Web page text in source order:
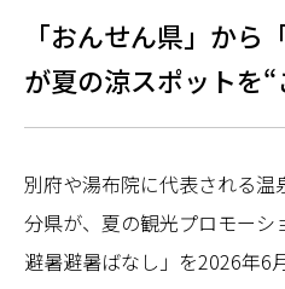
「おんせん県」から
が夏の涼スポットを
別府や湯布院に代表される
分県が、夏の観光プロモーシ
避暑避暑ばなし」を2026年6